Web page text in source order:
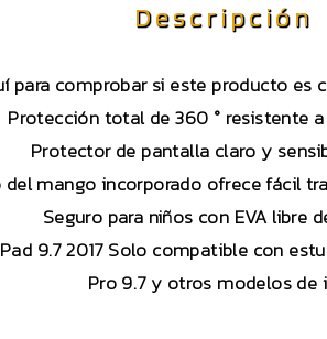
Descripción
para comprobar si este producto
Protección total de 360 ​​° resistente
Protector de pantalla claro y
del mango incorporado ofrece fácil
Seguro para niños con EVA libre
9.7 2017 Solo compatible con
Pro 9.7 y otros modelos de